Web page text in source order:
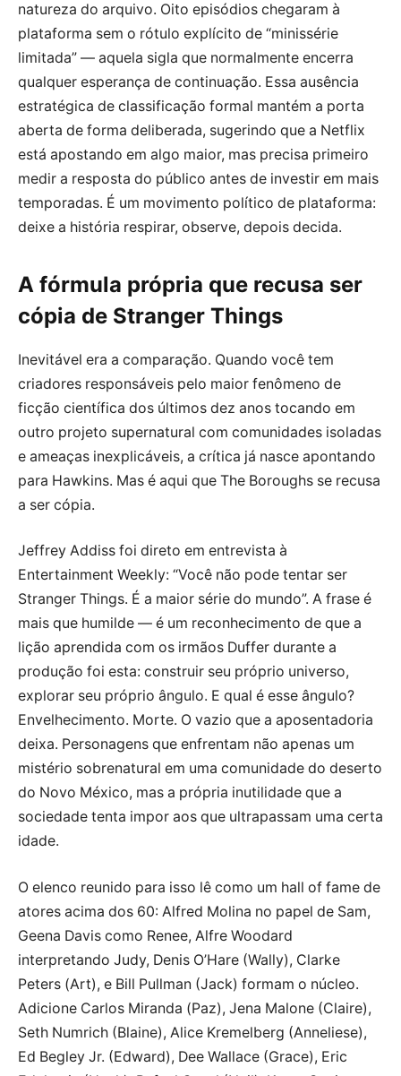
natureza do arquivo. Oito episódios chegaram à
plataforma sem o rótulo explícito de “minissérie
limitada” — aquela sigla que normalmente encerra
qualquer esperança de continuação. Essa ausência
estratégica de classificação formal mantém a porta
aberta de forma deliberada, sugerindo que a Netflix
está apostando em algo maior, mas precisa primeiro
medir a resposta do público antes de investir em mais
temporadas. É um movimento político de plataforma:
deixe a história respirar, observe, depois decida.
A fórmula própria que recusa ser
cópia de Stranger Things
Inevitável era a comparação. Quando você tem
criadores responsáveis pelo maior fenômeno de
ficção científica dos últimos dez anos tocando em
outro projeto supernatural com comunidades isoladas
e ameaças inexplicáveis, a crítica já nasce apontando
para Hawkins. Mas é aqui que The Boroughs se recusa
a ser cópia.
Jeffrey Addiss foi direto em entrevista à
Entertainment Weekly: “Você não pode tentar ser
Stranger Things. É a maior série do mundo”. A frase é
mais que humilde — é um reconhecimento de que a
lição aprendida com os irmãos Duffer durante a
produção foi esta: construir seu próprio universo,
explorar seu próprio ângulo. E qual é esse ângulo?
Envelhecimento. Morte. O vazio que a aposentadoria
deixa. Personagens que enfrentam não apenas um
mistério sobrenatural em uma comunidade do deserto
do Novo México, mas a própria inutilidade que a
sociedade tenta impor aos que ultrapassam uma certa
idade.
O elenco reunido para isso lê como um hall of fame de
atores acima dos 60: Alfred Molina no papel de Sam,
Geena Davis como Renee, Alfre Woodard
interpretando Judy, Denis O’Hare (Wally), Clarke
Peters (Art), e Bill Pullman (Jack) formam o núcleo.
Adicione Carlos Miranda (Paz), Jena Malone (Claire),
Seth Numrich (Blaine), Alice Kremelberg (Anneliese),
Ed Begley Jr. (Edward), Dee Wallace (Grace), Eric